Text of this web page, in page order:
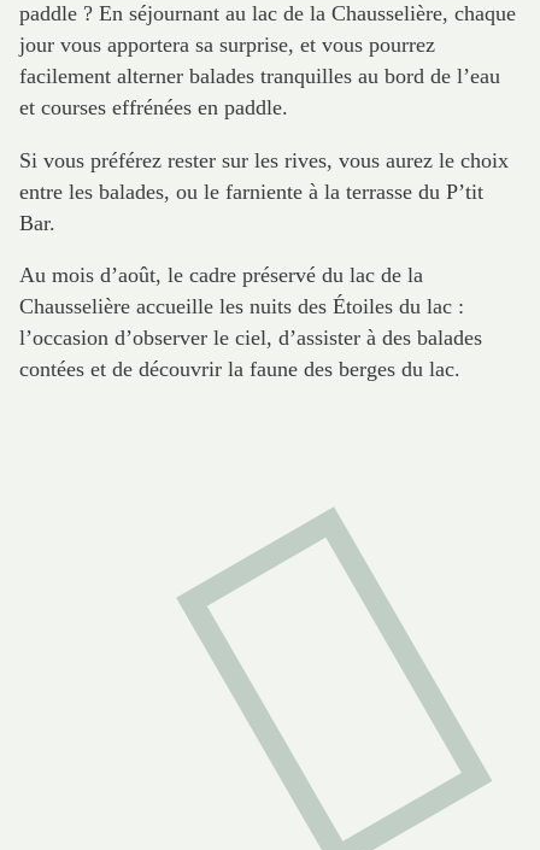
paddle ? En séjournant au lac de la Chausselière, chaque
jour vous apportera sa surprise, et vous pourrez
facilement alterner balades tranquilles au bord de l’eau
et courses effrénées en paddle.
Si vous préférez rester sur les rives, vous aurez le choix
entre les balades, ou le farniente à la terrasse du P’tit
Bar.
Au mois d’août, le cadre préservé du lac de la
Chausselière accueille les nuits des Étoiles du lac :
l’occasion d’observer le ciel, d’assister à des balades
contées et de découvrir la faune des berges du lac.